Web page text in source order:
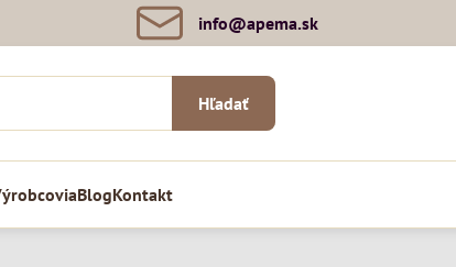
info​@apema​.sk
Hľadať
BlogKontakt